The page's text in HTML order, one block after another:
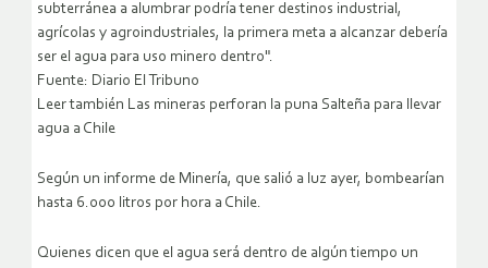
subterránea a alumbrar podría tener destinos industrial,
agrícolas y agroindustriales, la primera meta a alcanzar debería
ser el agua para uso minero dentro".
Fuente: Diario El Tribuno
Leer también Las mineras perforan la puna Salteña para llevar
agua a Chile
Según un informe de Minería, que salió a luz ayer, bombearían
hasta 6.000 litros por hora a Chile.
Quienes dicen que el agua será dentro de algún tiempo un